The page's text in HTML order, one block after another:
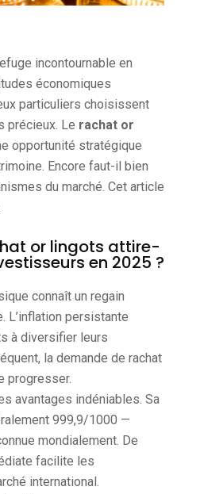
incontournable en
économiques
particuliers choisissent
précieux. Le rachat or
opportunité stratégique
Encore faut-il bien
du marché. Cet article
or lingots attire-
en 2025 ?
connaît un regain
L’inflation persistante
à diversifier leurs
la demande de rachat
progresser.
avantages indéniables. Sa
999,9/1000 —
mondialement. De
facilite les
international.